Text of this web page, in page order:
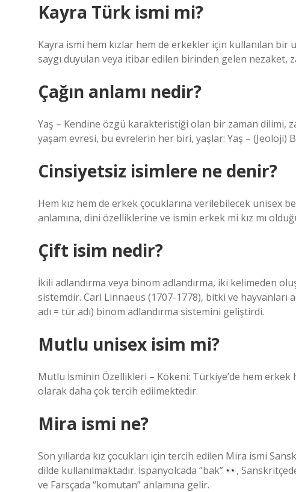
Kayra Türk ismi mi?
Kayra ismi hem kızlar hem de erkekler için kullanılan
saygı duyulan veya itibar edilen birinden gelen nezaket,
Çağın anlamı nedir?
Yaş – Kendine özgü karakteristiği olan bir zaman dilimi,
yaşam evresi, bu evrelerin her biri, yaşlar: Yaş – (Jeoloji)
Cinsiyetsiz isimlere ne denir?
Hem kız hem de erkek çocuklarına verilebilecek unisex
anlamına, dini özelliklerine ve ismin erkek mi kız mı
Çift isim nedir?
İkili adlandırma veya binom adlandırma, iki kelimeden
sistemdir. Carl Linnaeus (1707-1778), bitki ve hayvanları
adı = tür adı) binom adlandırma sistemini geliştirdi.
Mutlu unisex isim mi?
Mutlu İsminin Özellikleri – Kökeni: Türkiye’de hem
olarak daha çok tercih edilmektedir.
Mira ismi ne?
Son yıllarda kız çocukları için tercih edilen Mira ismi
dilde kullanılmaktadır. İspanyolcada “bak”
,
ve Farsçada “komutan” anlamına gelir.